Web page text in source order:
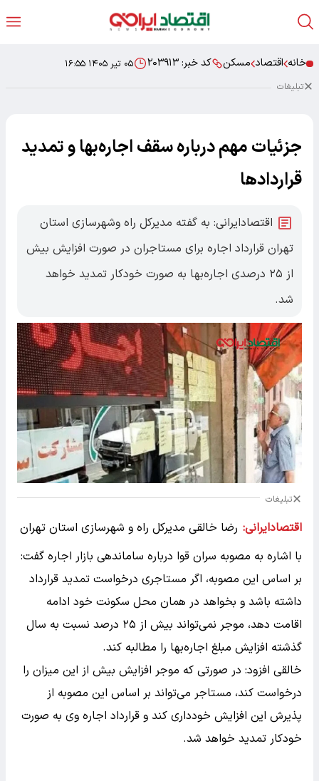
خانه اقتصاد مسکن کد خبر: ۲۰۳۹۱۳ ۰۵ تیر ۱۴۰۵ ۱۶:۵۵
تبلیغات
جزئیات مهم درباره سقف اجاره‌بها و تمدید
قرارداد‌ها
اقتصادایرانی: به گفته مدیرکل راه وشهرسازی استان
تهران قرارداد اجاره برای مستاجران در صورت افزایش بیش
از ۲۵ درصدی اجاره‌بها به صورت خودکار تمدید خواهد
شد.
تبلیغات
اقتصادایرانی: رضا خالقی مدیرکل راه و شهرسازی استان تهران
با اشاره به مصوبه سران قوا درباره ساماندهی بازار اجاره گفت:
بر اساس این مصوبه، اگر مستاجری درخواست تمدید قرارداد
داشته باشد و بخواهد در همان محل سکونت خود ادامه
اقامت دهد، موجر نمی‌تواند بیش از ۲۵ درصد نسبت به سال
گذشته افزایش مبلغ اجاره‌بها را مطالبه کند.
خالقی افزود: در صورتی که موجر افزایش بیش از این میزان را
درخواست کند، مستاجر می‌تواند بر اساس این مصوبه از
پذیرش این افزایش خودداری کند و قرارداد اجاره وی به صورت
خودکار تمدید خواهد شد.